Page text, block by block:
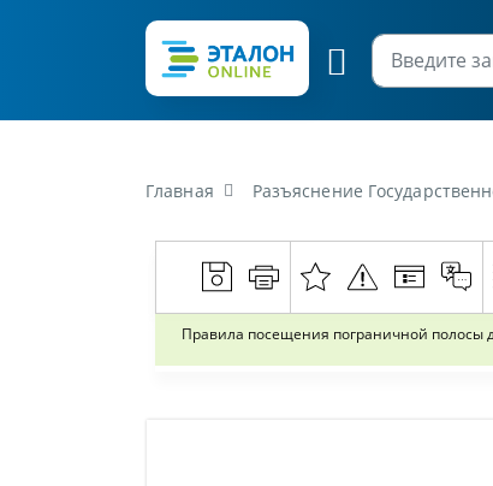
Главная Разъяснение Государственного
Правила посещения пограничной полосы